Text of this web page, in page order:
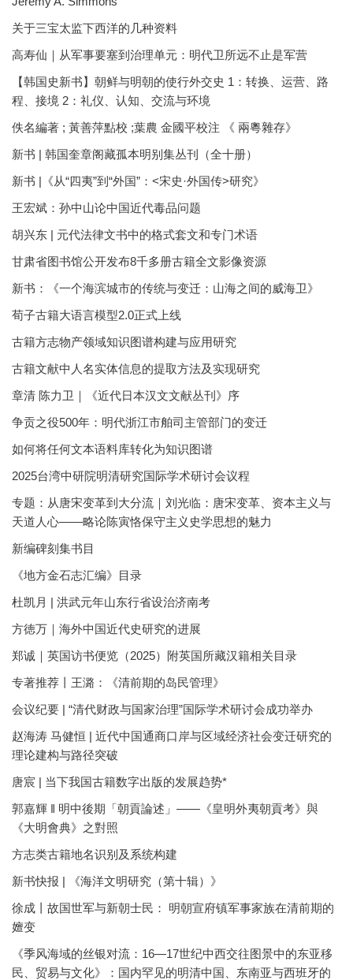
关于三宝太监下西洋的几种资料
高寿仙｜从军事要塞到治理单元：明代卫所远不止是军营
【韩国史新书】朝鲜与明朝的使行外交史 1：转换、运营、路
程、接境 2：礼仪、认知、交流与环境
佚名編著 ; 黃善萍點校 ;葉農 金國平校注 《 兩粵雜存》
新书 | 韩国奎章阁藏孤本明别集丛刊（全十册）
新书 |《从“四夷”到“外国”：<宋史·外国传>研究》
王宏斌：孙中山论中国近代毒品问题
胡兴东 | 元代法律文书中的格式套文和专门术语
甘肃省图书馆公开发布8千多册古籍全文影像资源
新书：《一个海滨城市的传统与变迁：山海之间的威海卫》
荀子古籍大语言模型2.0正式上线
古籍方志物产领域知识图谱构建与应用研究
古籍文献中人名实体信息的提取方法及实现研究
章清 陈力卫｜《近代日本汉文文献丛刊》序
争贡之役500年：明代浙江市舶司主管部门的变迁
如何将任何文本语料库转化为知识图谱
2025台湾中研院明清研究国际学术研讨会议程
专题：从唐宋变革到大分流｜刘光临：唐宋变革、资本主义与
天道人心——略论陈寅恪保守主义史学思想的魅力
新编碑刻集书目
《地方金石志汇编》目录
杜凯月 | 洪武元年山东行省设治济南考
方徳万｜海外中国近代史研究的进展
郑诚｜英国访书便览（2025）附英国所藏汉籍相关目录
专著推荐丨王潞：《清前期的岛民管理》
会议纪要 | “清代财政与国家治理”国际学术研讨会成功举办
赵海涛 马健恒 | 近代中国通商口岸与区域经济社会变迁研究的
理论建构与路径突破
唐宸 | 当下我国古籍数字出版的发展趋势*
郭嘉輝 ‖ 明中後期「朝貢論述」——《皇明外夷朝貢考》與
《大明會典》之對照
方志类古籍地名识别及系统构建
新书快报 | 《海洋文明研究（第十辑）》
徐成丨故国世军与新朝士民： 明朝宣府镇军事家族在清前期的
嬗变
《季风海域的丝银对流：16—17世纪中西交往图景中的东亚移
民、贸易与文化》：国内罕见的明清中国、东南亚与西班牙的